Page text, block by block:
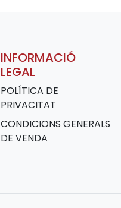
INFORMACIÓ
LEGAL
POLÍTICA DE
PRIVACITAT
CONDICIONS GENERALS
DE VENDA